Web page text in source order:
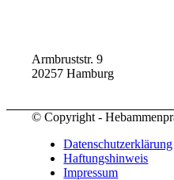
Armbruststr. 9
20257 Hamburg
© Copyright -
Datenschutzerklärung
Haftungshinweis
Impressum